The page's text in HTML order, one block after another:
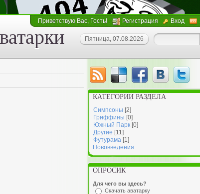
Приветствую Вас, Гость! Регистрация Вход
Пятница, 07.08.2026
КАТЕГОРИИ РАЗДЕЛА
Симпсоны [2]
Гриффины [0]
Южный Парк [0]
Другие [11]
Футурама [1]
Нововведения
ОПРОСИК
Для чего вы здесь?
Скачать аватарку